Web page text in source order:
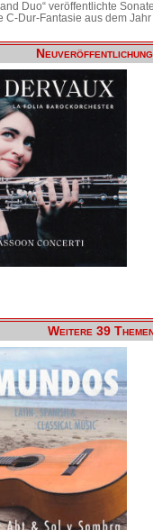
Duo“ veröffentlichte
C-Dur-Fantasie aus dem Jahr
Weitere 39